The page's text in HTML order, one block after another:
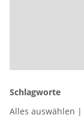
Schlagworte
Alles auswählen |